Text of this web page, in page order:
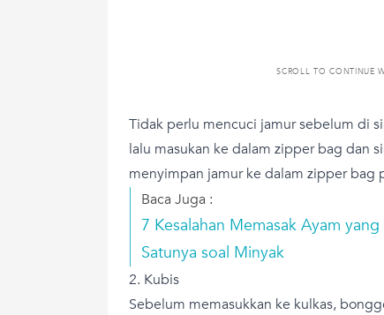
SCROLL TO CONTINUE
Tidak perlu mencuci jamur sebelum di
lalu masukan ke dalam zipper bag dan
menyimpan jamur ke dalam zipper bag
Baca Juga :
7 Kesalahan Memasak Ayam
Satunya soal Minyak
2. Kubis
Sebelum memasukkan ke kulkas,